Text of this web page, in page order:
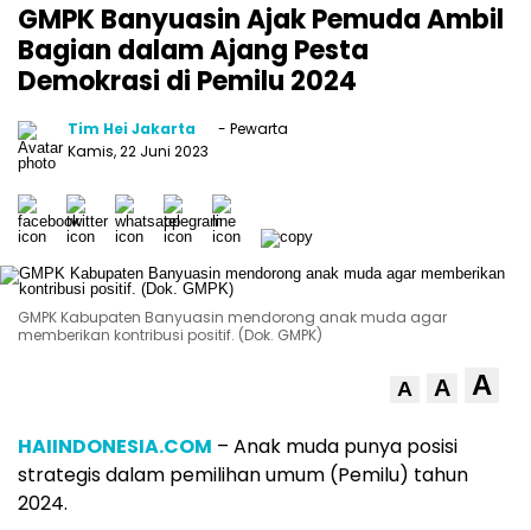
GMPK Banyuasin Ajak Pemuda Ambil
Bagian dalam Ajang Pesta
Demokrasi di Pemilu 2024
Tim Hei Jakarta
- Pewarta
Kamis, 22 Juni 2023
GMPK Kabupaten Banyuasin mendorong anak muda agar
memberikan kontribusi positif. (Dok. GMPK)
A A A
HAIINDONESIA.COM – Anak muda punya posisi
strategis dalam pemilihan umum (Pemilu) tahun
2024.